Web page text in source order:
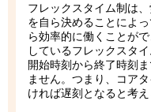
フレックスタイム制は
を自ら決めることによ
ら効率的に働くことが
しているフレックスタ
開始時刻から終了時刻
ません。つまり、コア
ければ遅刻となると考え